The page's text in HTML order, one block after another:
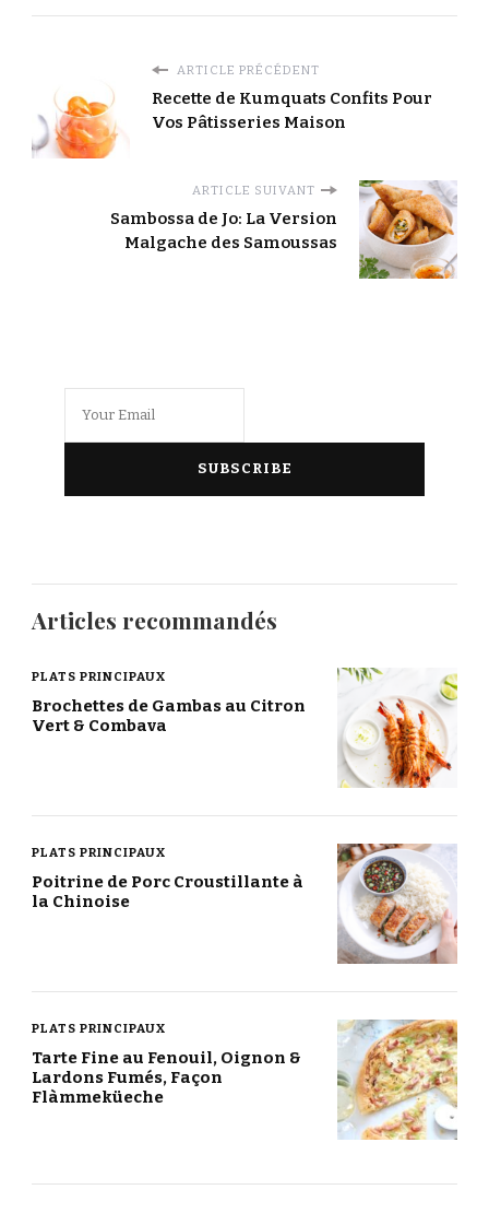
ARTICLE PRÉCÉDENT
Recette de Kumquats Confits Pour
Vos Pâtisseries Maison
ARTICLE SUIVANT
Sambossa de Jo: La Version
Malgache des Samoussas
Articles recommandés
PLATS PRINCIPAUX
Brochettes de Gambas au Citron
Vert & Combava
PLATS PRINCIPAUX
Poitrine de Porc Croustillante à
la Chinoise
PLATS PRINCIPAUX
Tarte Fine au Fenouil, Oignon &
Lardons Fumés, Façon
Flàmmeküeche